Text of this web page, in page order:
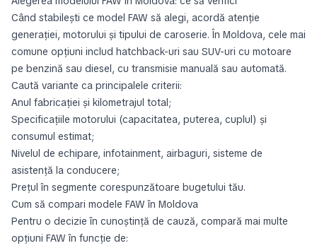
Când stabilești ce model FAW să alegi, acordă atenție
generației, motorului și tipului de caroserie. În Moldova, cele mai
comune opțiuni includ hatchback-uri sau SUV-uri cu motoare
pe benzină sau diesel, cu transmisie manuală sau automată.
Caută variante ca principalele criterii:
Anul fabricației și kilometrajul total;
Specificațiile motorului (capacitatea, puterea, cuplul) și
consumul estimat;
Nivelul de echipare, infotainment, airbaguri, sisteme de
asistență la conducere;
Prețul în segmente corespunzătoare bugetului tău.
Cum să compari modele FAW în Moldova
Pentru o decizie în cunoștință de cauză, compară mai multe
opțiuni FAW în funcție de: